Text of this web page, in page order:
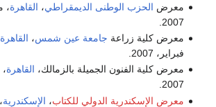
معرض الحزب الوطنى الديمقراطي، القاهرة
2007.
معرض كلية زراعة جامعة عين شمس، القاهرة
فبراير، 2007.
معرض كلية الفنون الجميلة بالزمالك، القاهرة
2007.
معرض الإسكندرية الدولي للكتاب، الإسكندرية